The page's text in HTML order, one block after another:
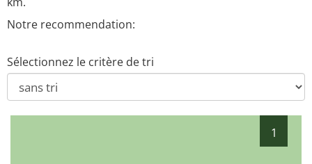
Notre recommendation:
Sélectionnez le critère de tri
1